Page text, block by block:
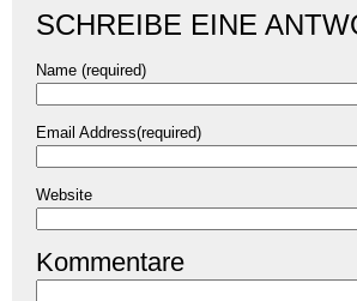
SCHREIBE EINE
Name (required)
Email Address(required)
Website
Kommentare